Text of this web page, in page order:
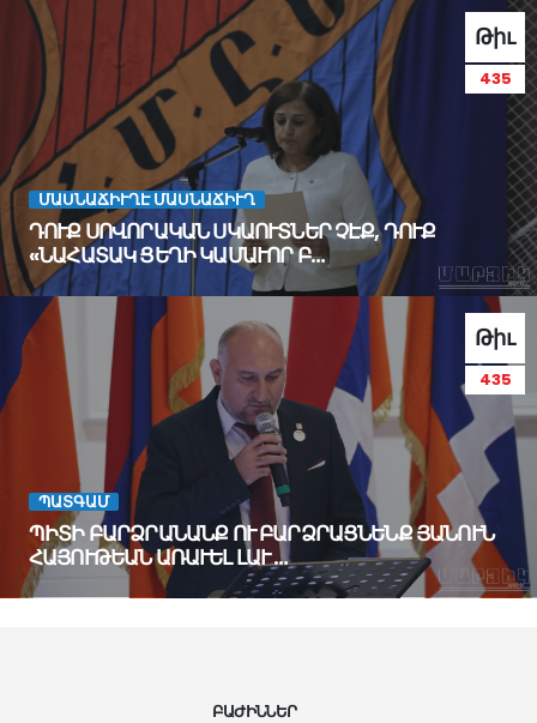
Թիւ
435
ՄԱՍՆԱՃԻՒՂԷ ՄԱՍՆԱՃԻՒՂ
ԴՈՒՔ ՍՈՎՈՐԱԿԱՆ ՍԿԱՈՒՏՆԵՐ ՉԷՔ, ԴՈՒՔ
«ՆԱՀԱՏԱԿ ՑԵՂԻ ԿԱՄԱՒՈՐ Բ…
Թիւ
435
ՊԱՏԳԱՄ
ՊԻՏԻ ԲԱՐՁՐԱՆԱՆՔ ՈՒ ԲԱՐՁՐԱՑՆԵՆՔ ՅԱՆՈՒՆ
ՀԱՅՈՒԹԵԱՆ ԱՌԱՒԵԼ ԼԱՒ …
ԲԱԺԻՆՆԵՐ